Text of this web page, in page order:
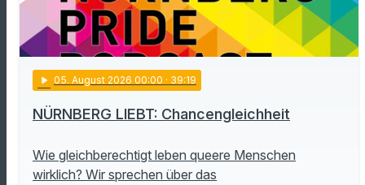
play_arrow 05. August 2026 00:00 · 39:19
NÜRNBERG LIEBT: Chancengleichheit
Wie gleichberechtigt leben queere Menschen
wirklich? Wir sprechen über das